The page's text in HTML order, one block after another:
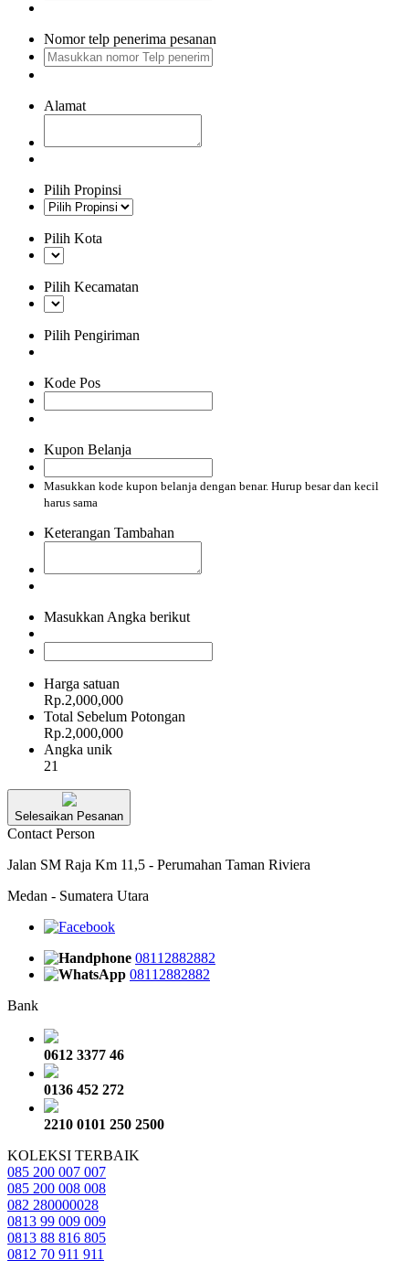
Nomor telp penerima pesanan
Alamat
Pilih Propinsi
Pilih Kota
Pilih Kecamatan
Pilih Pengiriman
Kode Pos
Kupon Belanja
Masukkan kode kupon belanja dengan benar. Hurup besar dan kecil
harus sama
Keterangan Tambahan
Masukkan Angka berikut
Harga satuan
Rp.2,000,000
Total Sebelum Potongan
Rp.2,000,000
Angka unik
21
Selesaikan Pesanan
Contact Person
Jalan SM Raja Km 11,5 - Perumahan Taman Riviera
Medan - Sumatera Utara
08112882882
08112882882
Bank
0612 3377 46
0136 452 272
2210 0101 250 2500
KOLEKSI TERBAIK
085 200 007 007
085 200 008 008
082 280000028
0813 99 009 009
0813 88 816 805
0812 70 911 911